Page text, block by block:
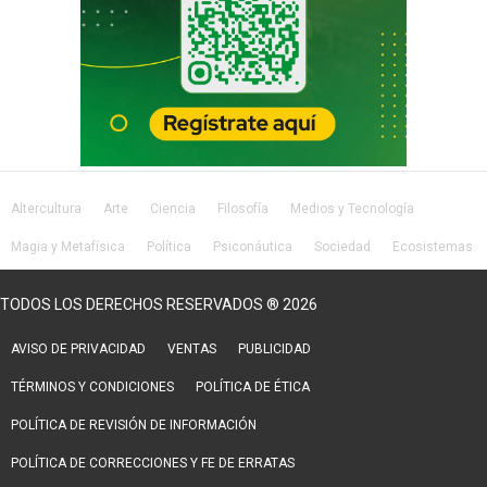
Altercultura Arte Ciencia Filosofía Medios y Tecnología
Magia y Metafísica Política Psiconáutica Sociedad Ecosistemas
TODOS LOS DERECHOS RESERVADOS ® 2026
AVISO DE PRIVACIDAD VENTAS PUBLICIDAD
TÉRMINOS Y CONDICIONES POLÍTICA DE ÉTICA
POLÍTICA DE REVISIÓN DE INFORMACIÓN
POLÍTICA DE CORRECCIONES Y FE DE ERRATAS